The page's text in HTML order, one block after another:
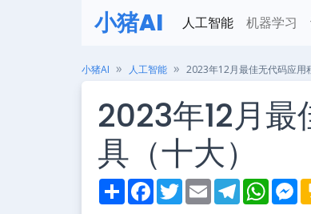
小猪AI 人工智能 机器学习
小猪AI 人工智能 2023年12月最佳无代码应用
2023年12月
具（十大）
S
h
F
a
T
w
E
m
T
e
W
h
M
e